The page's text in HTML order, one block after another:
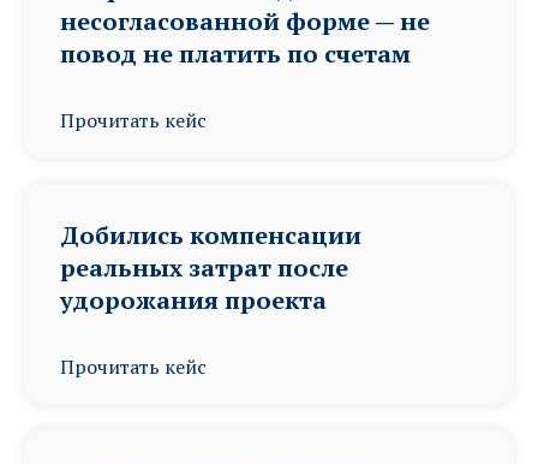
несогласованной форме — не
повод не платить по счетам
Прочитать кейс
Добились компенсации
реальных затрат после
удорожания проекта
Прочитать кейс